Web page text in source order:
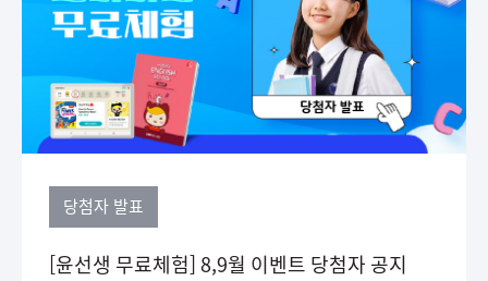
당첨자 발표
[윤선생 무료체험] 8,9월 이벤트 당첨자 공지